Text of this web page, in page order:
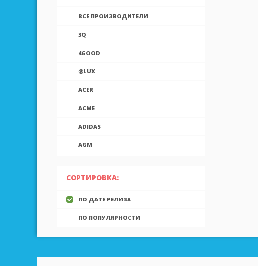
ВСЕ ПРОИЗВОДИТЕЛИ
3Q
4GOOD
@LUX
ACER
ACME
ADIDAS
AGM
AIGO
AINOL
AIRON
ALCATEL
ALLVIEW
СОРТИРОВКА:
ПО ДАТЕ РЕЛИЗА
ПО ПОПУЛЯРНОСТИ